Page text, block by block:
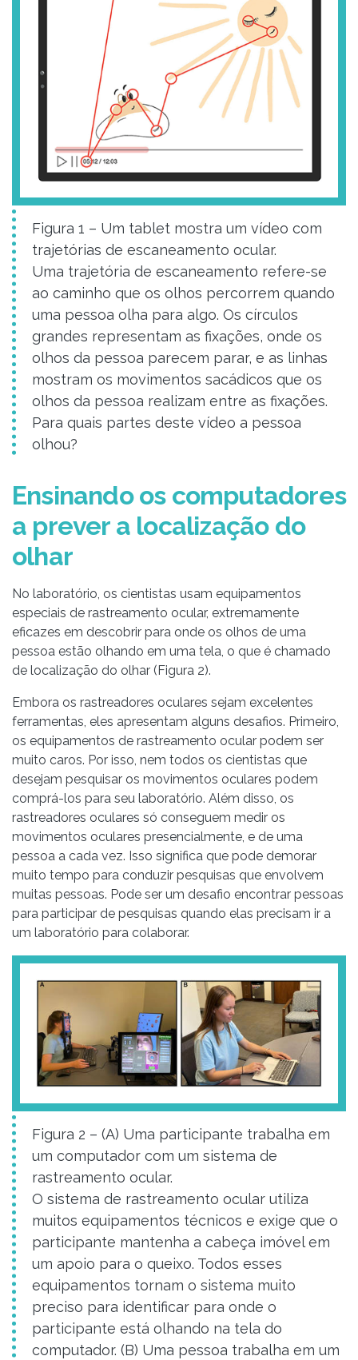
Figura 1 – Um tablet mostra um vídeo com
trajetórias de escaneamento ocular.
Uma trajetória de escaneamento refere-se
ao caminho que os olhos percorrem quando
uma pessoa olha para algo. Os círculos
grandes representam as fixações, onde os
olhos da pessoa parecem parar, e as linhas
mostram os movimentos sacádicos que os
olhos da pessoa realizam entre as fixações.
Para quais partes deste vídeo a pessoa
olhou?
Ensinando os computadores
a prever a localização do
olhar
No laboratório, os cientistas usam equipamentos
especiais de rastreamento ocular, extremamente
eficazes em descobrir para onde os olhos de uma
pessoa estão olhando em uma tela, o que é chamado
de localização do olhar (Figura 2).
Embora os rastreadores oculares sejam excelentes
ferramentas, eles apresentam alguns desafios. Primeiro,
os equipamentos de rastreamento ocular podem ser
muito caros. Por isso, nem todos os cientistas que
desejam pesquisar os movimentos oculares podem
comprá-los para seu laboratório. Além disso, os
rastreadores oculares só conseguem medir os
movimentos oculares presencialmente, e de uma
pessoa a cada vez. Isso significa que pode demorar
muito tempo para conduzir pesquisas que envolvem
muitas pessoas. Pode ser um desafio encontrar pessoas
para participar de pesquisas quando elas precisam ir a
um laboratório para colaborar.
Figura 2 – (A) Uma participante trabalha em
um computador com um sistema de
rastreamento ocular.
O sistema de rastreamento ocular utiliza
muitos equipamentos técnicos e exige que o
participante mantenha a cabeça imóvel em
um apoio para o queixo. Todos esses
equipamentos tornam o sistema muito
preciso para identificar para onde o
participante está olhando na tela do
computador. (B) Uma pessoa trabalha em um